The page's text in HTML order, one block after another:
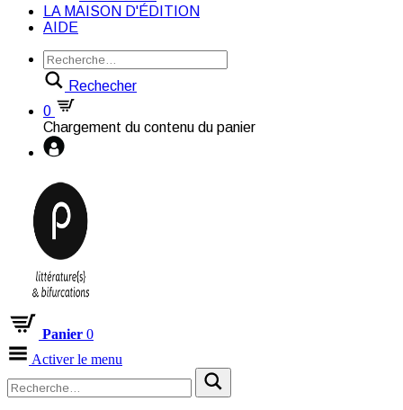
LA MAISON D'ÉDITION
AIDE
Rechecher
0
Chargement du contenu du panier
Panier 0
Activer le menu